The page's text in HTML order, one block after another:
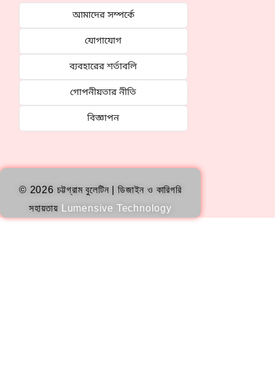
আমাদের সম্পর্কে
যোগাযোগ
ব্যবহারের শর্তাবলি
গোপনীয়তার নীতি
বিজ্ঞাপন
© 2026 চট্টগ্রাম বুলেটিন | ডিজাইন ও কারিগরি
সহায়তায়
Lumensive Technology